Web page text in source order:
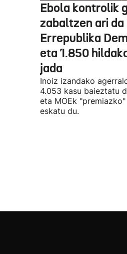
Ebola kontrolik
zabaltzen ari da
Errepublika
eta 1.850
jada
Inoiz izandako
4.053 kasu baieztatu
eta MOEk
eskatu du.